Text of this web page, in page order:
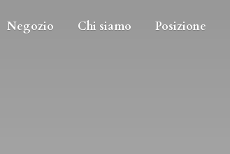
Negozio Chi siamo Posizione